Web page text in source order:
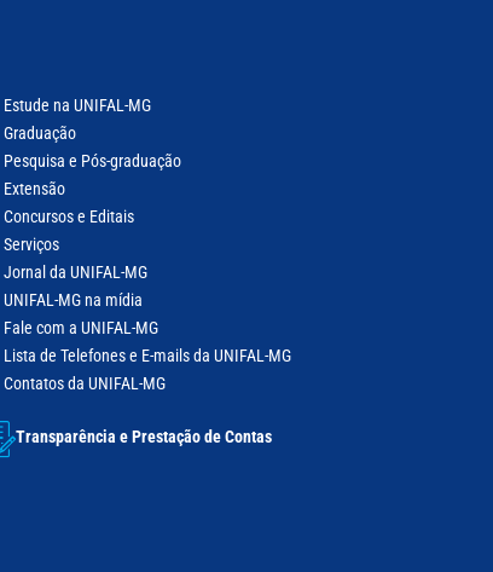
Estude na UNIFAL-MG
Graduação
Pesquisa e Pós-graduação
Extensão
Concursos e Editais
Serviços
Jornal da UNIFAL-MG
UNIFAL-MG na mídia
Fale com a UNIFAL-MG
Lista de Telefones e E-mails da UNIFAL-MG
Contatos da UNIFAL-MG
Transparência e Prestação de Contas